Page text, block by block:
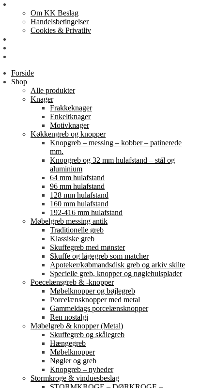
Om KK Beslag
Handelsbetingelser
Cookies & Privatliv
Forside
Shop
Alle produkter
Knager
Frakkeknager
Enkeltknager
Motivknager
Køkkengreb og knopper
Knopgreb – messing – kobber – patinerede
mm.
Knopgreb og 32 mm hulafstand – stål og
aluminium
64 mm hulafstand
96 mm hulafstand
128 mm hulafstand
160 mm hulafstand
192-416 mm hulafstand
Møbelgreb messing antik
Traditionelle greb
Klassiske greb
Skuffegreb med mønster
Skuffe og lågegreb som matcher
Apoteker/købmandsdisk greb og arkiv skilte
Specielle greb, knopper og nøglehulsplader
Poecelænsgreb & -knopper
Møbelknopper og bøjlegreb
Porcelænsknopper med metal
Gammeldags porcelænsknopper
Ren nostalgi
Møbelgreb & knopper (Metal)
Skuffegreb og skålegreb
Hængegreb
Møbelknopper
Nøgler og greb
Knopgreb – nyheder
Stormkroge & vinduesbeslag